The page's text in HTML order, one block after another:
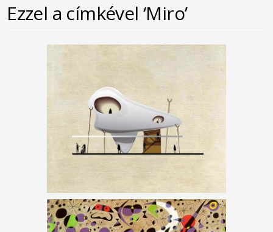
Ezzel a címkével ‘Miro’